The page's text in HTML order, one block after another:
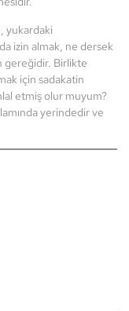
yukardaki
izin almak, ne dersek
gereğidir. Birlikte
için sadakatin
etmiş olur muyum?
yerindedir ve